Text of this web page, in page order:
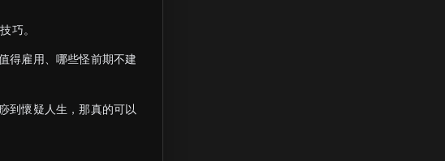
巧。
得雇用、哪些怪前期不建
到懷疑人生，那真的可以